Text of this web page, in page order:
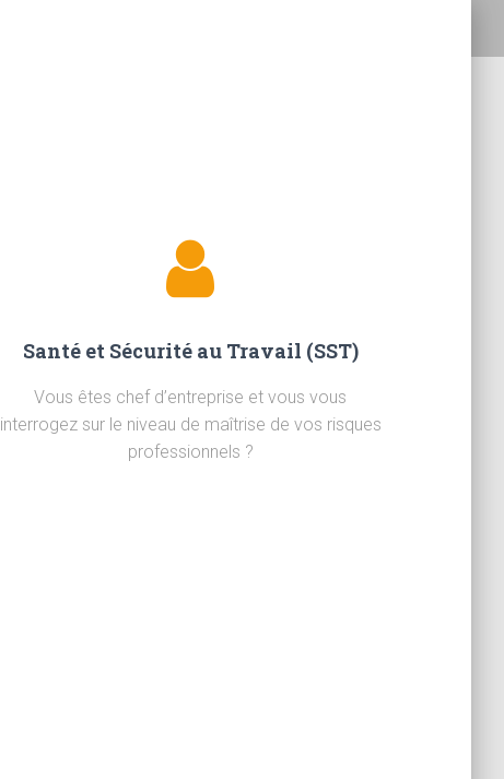
Santé et Sécurité au Travail (SST)
Vous êtes chef d’entreprise et vous vous
interrogez sur le niveau de maîtrise de vos risques
professionnels ?